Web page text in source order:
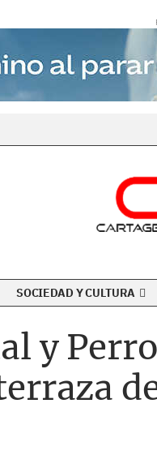
SOCIEDAD Y CULTURA
y